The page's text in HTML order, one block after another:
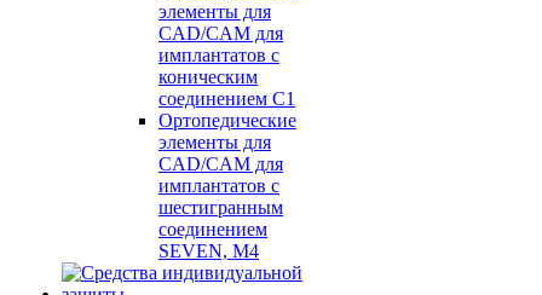
элементы для
CAD/CAM для
имплантатов с
коническим
соединением С1
Ортопедические
элементы для
CAD/CAM для
имплантатов с
шестигранным
соединением
SEVEN, М4